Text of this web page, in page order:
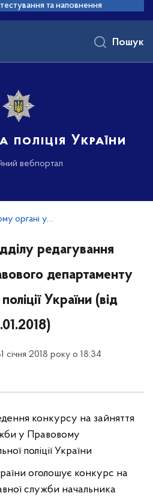
та наповнення
поліція України
вебпортал
Пошук
Вакансії в центральному органі управління
редагування
департаменту
України (від
січня 2018 року о 18:34
конкурсу на зайняття
у Правовому
поліції України
оголошує конкурс на
служби начальника